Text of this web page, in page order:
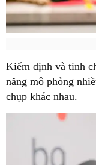
Kiểm định và tinh
năng mô phỏng
chụp khác nhau.